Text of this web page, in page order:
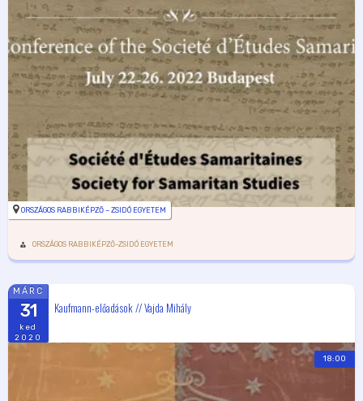
ORSZÁGOS RABBIKÉPZŐ – ZSIDÓ EGYETEM
ORSZÁGOS RABBIKÉPZŐ-ZSIDÓ EGYETEM
MÁRC
31
ked
2020
Kaufmann-előadások // Vajda Mihály
18:00